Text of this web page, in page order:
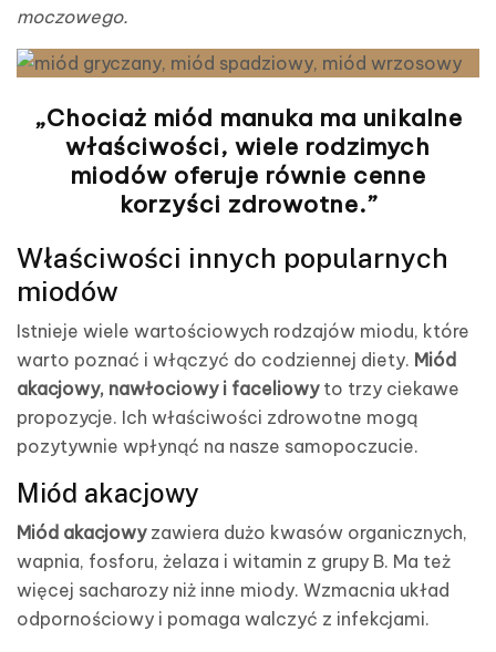
moczowego.
„Chociaż miód manuka ma unikalne
właściwości, wiele rodzimych
miodów oferuje równie cenne
korzyści zdrowotne.”
Właściwości innych popularnych
miodów
Istnieje wiele wartościowych rodzajów miodu, które
warto poznać i włączyć do codziennej diety. Miód
akacjowy, nawłociowy i faceliowyto trzy ciekawe
propozycje. Ich właściwości zdrowotne mogą
pozytywnie wpłynąć na nasze samopoczucie.
Miód akacjowy
Miód akacjowyzawiera dużo kwasów organicznych,
wapnia, fosforu, żelaza i witamin z grupy B. Ma też
więcej sacharozy niż inne miody. Wzmacnia układ
odpornościowy i pomaga walczyć z infekcjami.